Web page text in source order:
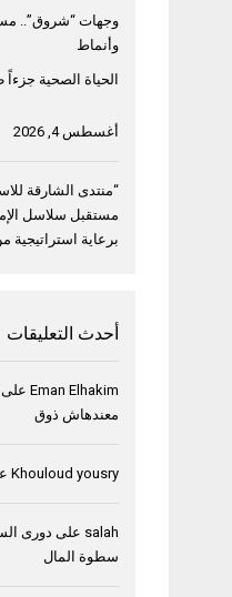
وجهات “شروق”..
وأنماط
الحياة الصحية جزءاً
أغسطس 4, 2026
مستقبل سلاسل
برعاية استراتيجية
أحدث التعليقات
Eman Elhakim على
معندهاش ذوق
Khouloud yousry
salah على دورى
سطوة المال